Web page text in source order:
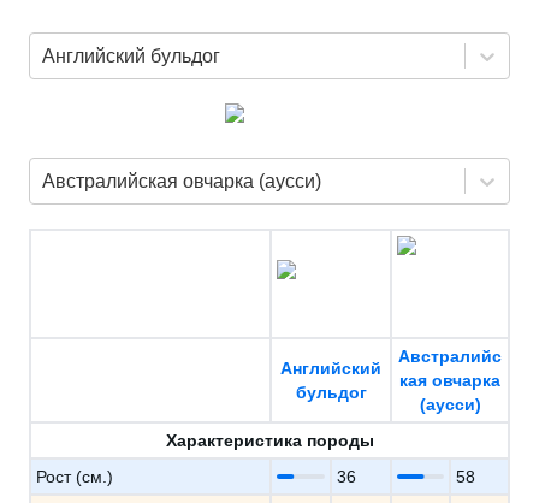
Английский бульдог
Австралийская овчарка (аусси)
Английский
бульдог
Австралийс
кая овчарка
(аусси)
Характеристика породы
Рост (см.)
36
58